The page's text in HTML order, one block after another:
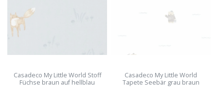
Casadeco My Little World Stoff
Füchse braun auf hellblau
Casadeco My Little World
Tapete Seebär grau braun